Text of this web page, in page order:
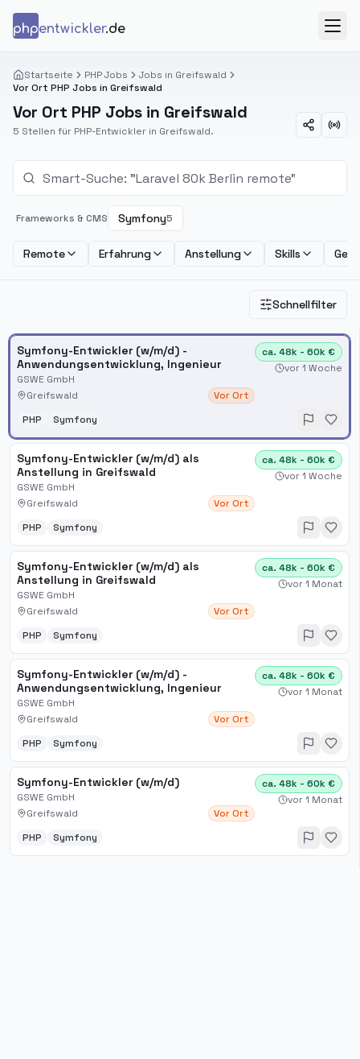
phpentwickler.de
Startseite PHP Jobs
Jobs in Greifswald
Vor Ort PHP Jobs in Greifswald
Vor Ort PHP Jobs in Greifswald
5 Stellen für PHP-Entwickler in Greifswald.
Frameworks & CMS Symfony5
Remote Erfahrung Anstellung Skills
Schnellfilter
Symfony-Entwickler (w/m/d) -
Anwendungsentwicklung, Ingenieur
GSWE GmbH
Greifswald
Vor Ort
ca. 48k - 60k €
vor 1 Woche
PHP Symfony
Symfony-Entwickler (w/m/d) als
Anstellung in Greifswald
GSWE GmbH
Greifswald
Vor Ort
ca. 48k - 60k €
vor 1 Woche
PHP Symfony
Symfony-Entwickler (w/m/d) als
Anstellung in Greifswald
GSWE GmbH
Greifswald
Vor Ort
ca. 48k - 60k €
vor 1 Monat
PHP Symfony
Symfony-Entwickler (w/m/d) -
Anwendungsentwicklung, Ingenieur
GSWE GmbH
Greifswald
Vor Ort
ca. 48k - 60k €
vor 1 Monat
PHP Symfony
Symfony-Entwickler (w/m/d)
GSWE GmbH
Greifswald
Vor Ort
ca. 48k - 60k €
vor 1 Monat
PHP Symfony